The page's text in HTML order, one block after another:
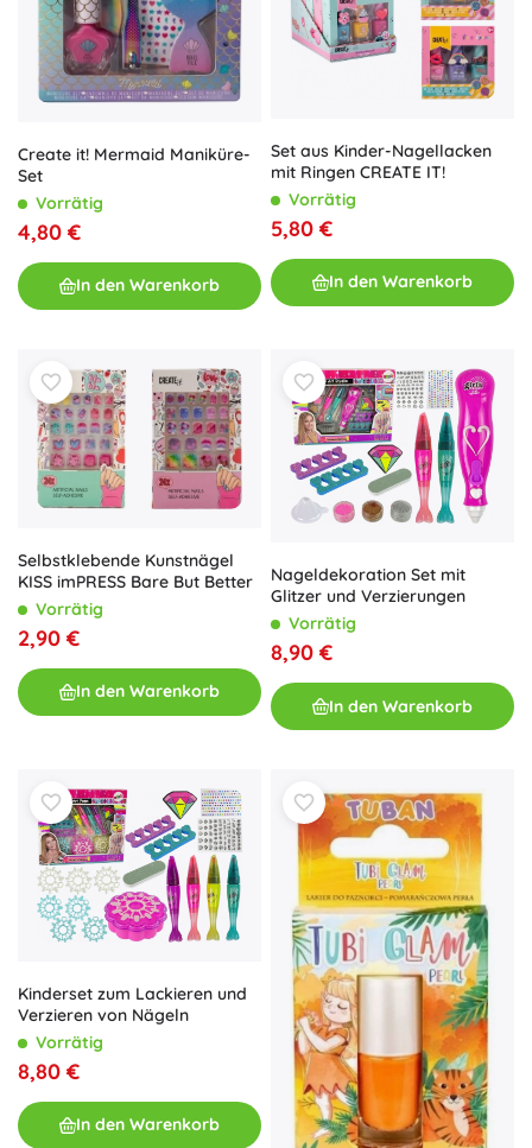
Create it! Mermaid Maniküre-
Set
Vorrätig
4,80 €
In den Warenkorb
Set aus Kinder-Nagellacken
mit Ringen CREATE IT!
Vorrätig
5,80 €
In den Warenkorb
Selbstklebende Kunstnägel
KISS imPRESS Bare But Better
Vorrätig
2,90 €
In den Warenkorb
Nageldekoration Set mit
Glitzer und Verzierungen
Vorrätig
8,90 €
In den Warenkorb
Kinderset zum Lackieren und
Verzieren von Nägeln
Vorrätig
8,80 €
In den Warenkorb